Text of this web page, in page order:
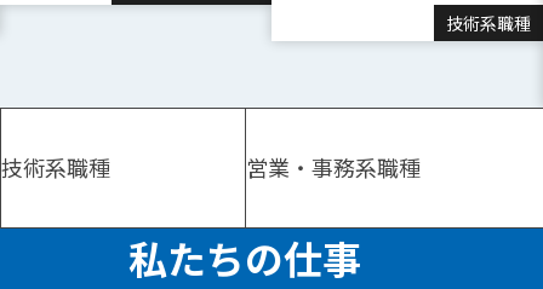
技術系職種
技術系職種 営業・事務系職種
私たちの仕事